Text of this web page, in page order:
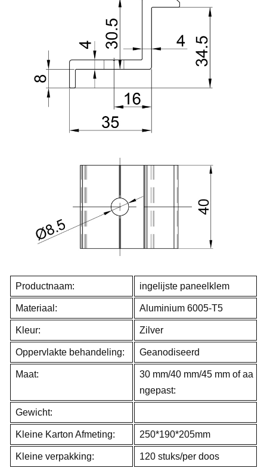
Productnaam: ingelijste paneelklem
Materiaal: Aluminium 6005-T5
Kleur: Zilver
Oppervlakte behandeling: Geanodiseerd
Maat:
30 mm/40 mm/45 mm of aa
ngepast:
Gewicht:
Kleine Karton Afmeting: 250*190*205mm
Kleine verpakking: 120 stuks/per doos